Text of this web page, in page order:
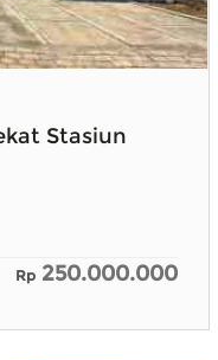
Stasiun
Rp 250.000.000